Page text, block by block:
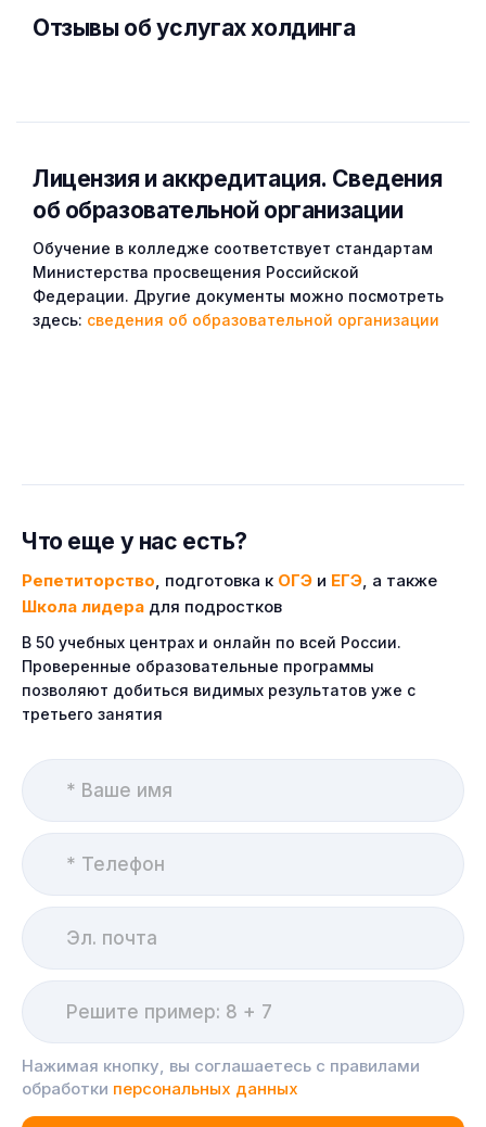
Отзывы об услугах холдинга
Лицензия и аккредитация. Cведения
об образовательной организации
Обучение в колледже соответствует стандартам
Министерства просвещения Российской
Федерации. Другие документы можно посмотреть
здесь: сведения об образовательной организации
Что еще у нас есть?
Репетиторство, подготовка к ОГЭ и ЕГЭ, а также
Школа лидера для подростков
В 50 учебных центрах и онлайн по всей России.
Проверенные образовательные программы
позволяют добиться видимых результатов уже с
третьего занятия
Нажимая кнопку, вы соглашаетесь с правилами
обработки персональных данных